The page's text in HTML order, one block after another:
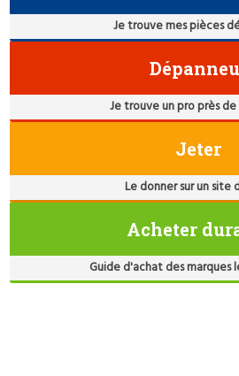
Je trouve mes pièces
Je trouve un pro près
Jeter
Le donner sur un site
Acheter
Guide d'achat des marques